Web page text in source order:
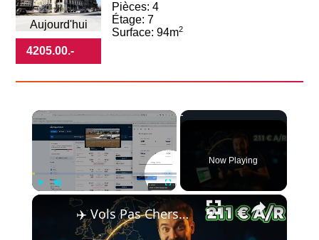
4205.00.-
Aujourd'hui
Pièces: 4
Étage: 7
Surface: 94m2
×
Unmute Fullscreen
Now Playing
×
✈️ Vols Pas Chers depuis Strasbourg — J'ai Payé 211 € Strasbourg-Varsovie Aller-Retour 🇫🇷🇵🇱